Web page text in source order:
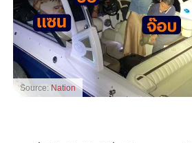
Source: Nation